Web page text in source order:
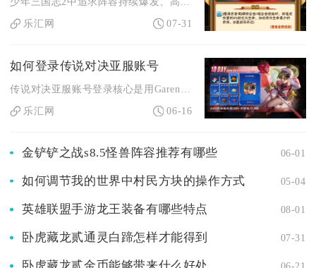
乐汇网
07-31
如何登录传说对决亚服账号
传说对决亚服账号登录核心是用Garena或谷歌账号，搭配对应...
乐汇网
06-16
金铲铲之战s8.5怪兽阵容推荐有哪些 06-01
如何调节我的世界中村民方块的操作方式 05-04
英雄联盟手游龙王装备有哪些特点 08-01
卧虎藏龙贰通灵白蹄怎样才能得到 07-31